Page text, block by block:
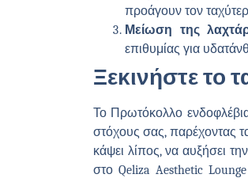
προάγουν τον
Μείωση της
επιθυμίας για
Ξεκινήστε το
Το Πρωτόκολλο
στόχους σας, παρέχοντας
κάψει λίπος, να αυξήσει
στο Qeliza Aesthetic